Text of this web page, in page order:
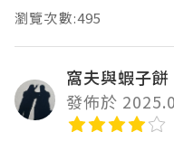
瀏覽次數:495
窩夫與蝦子餅
發佈於